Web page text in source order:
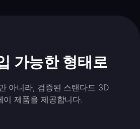
가능한 형태로
아니라, 검증된 스탠다드 3D
이 제품을 제공합니다.